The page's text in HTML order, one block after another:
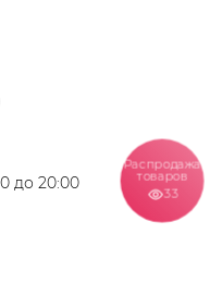
до 20:00
Распродажа
товаров
33